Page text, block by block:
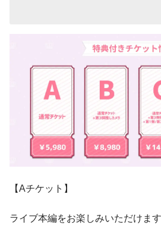
【Aチケット】
ライブ本編をお楽しみいただけます